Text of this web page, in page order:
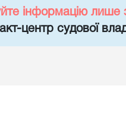
інформацію лише
центр судової